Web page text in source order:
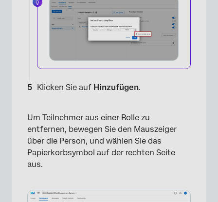
×
Klicken Sie auf Hinzufügen.
Um Teilnehmer aus einer Rolle zu
entfernen, bewegen Sie den Mauszeiger
über die Person, und wählen Sie das
Papierkorbsymbol auf der rechten Seite
aus.